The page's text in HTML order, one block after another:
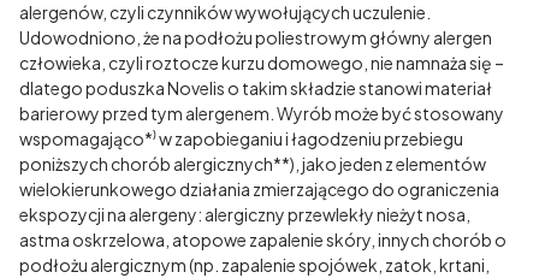
alergenów, czyli czynników wywołujących uczulenie.
Udowodniono, że na podłożu poliestrowym główny alergen
człowieka, czyli roztocze kurzu domowego, nie namnaża się –
dlatego poduszka Novelis o takim składzie stanowi materiał
barierowy przed tym alergenem. Wyrób może być stosowany
wspomagająco*⁾ w zapobieganiu i łagodzeniu przebiegu
poniższych chorób alergicznych**), jako jeden z elementów
wielokierunkowego działania zmierzającego do ograniczenia
ekspozycji na alergeny: alergiczny przewlekły nieżyt nosa,
astma oskrzelowa, atopowe zapalenie skóry, innych chorób o
podłożu alergicznym (np. zapalenie spojówek, zatok, krtani,